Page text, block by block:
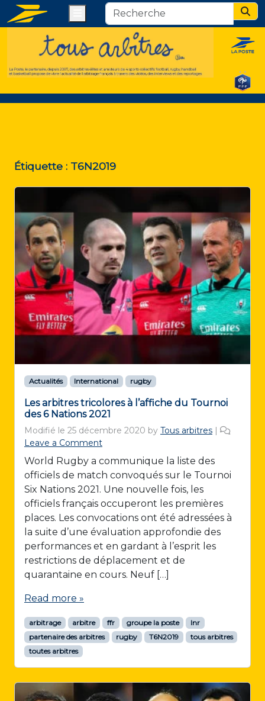
Étiquette : T6N2019
Actualités International rugby
Les arbitres tricolores à l’affiche du Tournoi
des 6 Nations 2021
Modifié le 25 décembre 2020 by Tous arbitres |
Leave a Comment
World Rugby a communique la liste des
officiels de match convoqués sur le Tournoi
Six Nations 2021. Une nouvelle fois, les
officiels français occuperont les premières
places. Les convocations ont été adressées à
la suite d’une évaluation approfondie des
performances et en gardant à l’esprit les
restrictions de déplacement et de
quarantaine en cours. Neuf […]
Read more »
arbitrage arbitre ffr groupe la poste
lnr
partenaire des arbitres
rugby T6N2019
tous arbitres
toutes arbitres